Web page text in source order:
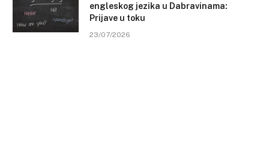
engleskog jezika u Dabravinama:
Prijave u toku
23/07/2026